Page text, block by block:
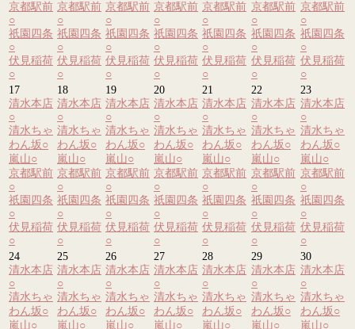
京都駅前
○
祇園四条
○
伏見稲荷
○
京都駅前
○
祇園四条
○
伏見稲荷
○
京都駅前
○
祇園四条
○
伏見稲荷
○
京都駅前
○
祇園四条
○
伏見稲荷
○
京都駅前
○
祇園四条
○
伏見稲荷
○
京都駅前
○
祇園四条
○
伏見稲荷
○
京都駅前
○
祇園四条
○
伏見稲荷
○
17
清水本店
○
清水ちゃ
わん坂○
嵐山○
京都駅前
○
祇園四条
○
伏見稲荷
○
18
清水本店
○
清水ちゃ
わん坂○
嵐山○
京都駅前
○
祇園四条
○
伏見稲荷
○
19
清水本店
○
清水ちゃ
わん坂○
嵐山○
京都駅前
○
祇園四条
○
伏見稲荷
○
20
清水本店
○
清水ちゃ
わん坂○
嵐山○
京都駅前
○
祇園四条
○
伏見稲荷
○
21
清水本店
○
清水ちゃ
わん坂○
嵐山○
京都駅前
○
祇園四条
○
伏見稲荷
○
22
清水本店
○
清水ちゃ
わん坂○
嵐山○
京都駅前
○
祇園四条
○
伏見稲荷
○
23
清水本店
○
清水ちゃ
わん坂○
嵐山○
京都駅前
○
祇園四条
○
伏見稲荷
○
24
清水本店
○
清水ちゃ
わん坂○
嵐山○
25
清水本店
○
清水ちゃ
わん坂○
嵐山○
26
清水本店
○
清水ちゃ
わん坂○
嵐山○
27
清水本店
○
清水ちゃ
わん坂○
嵐山○
28
清水本店
○
清水ちゃ
わん坂○
嵐山○
29
清水本店
○
清水ちゃ
わん坂○
嵐山○
30
清水本店
○
清水ちゃ
わん坂○
嵐山○